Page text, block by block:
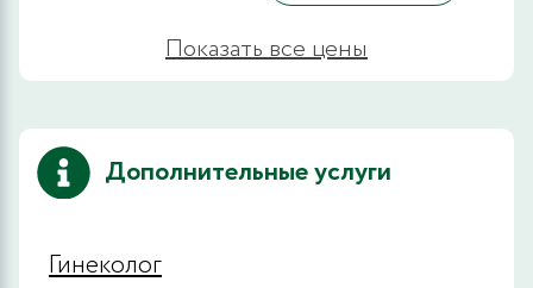
Показать все цены
Дополнительные услуги
Гинеколог